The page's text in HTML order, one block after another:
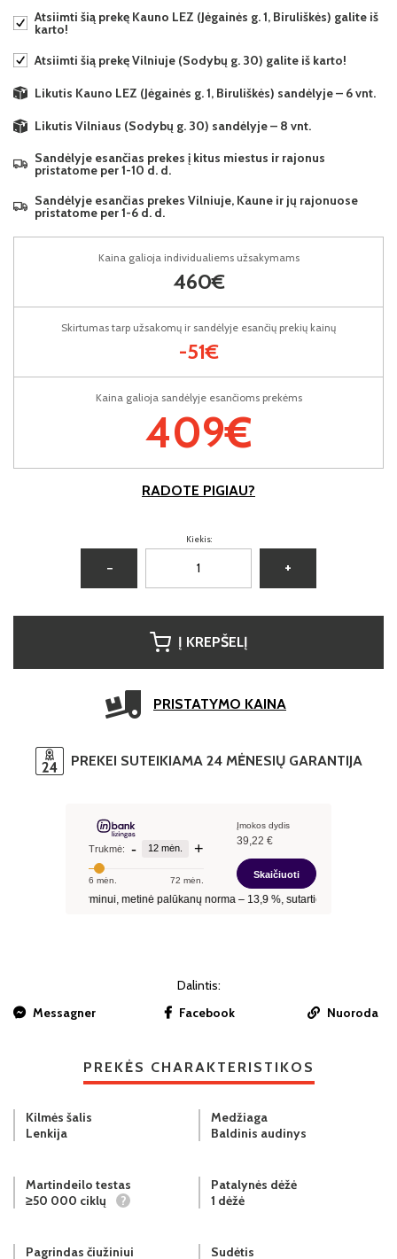
Atsiimti šią prekę Kauno LEZ (Jėgainės g. 1, Biruliškės) galite iš
karto!
Atsiimti šią prekę Vilniuje (Sodybų g. 30) galite iš karto!
Likutis Kauno LEZ (Jėgainės g. 1, Biruliškės) sandėlyje – 6 vnt.
Likutis Vilniaus (Sodybų g. 30) sandėlyje – 8 vnt.
Sandėlyje esančias prekes į kitus miestus ir rajonus
pristatome per 1-10 d. d.
Sandėlyje esančias prekes Vilniuje, Kaune ir jų rajonuose
pristatome per 1-6 d. d.
Kaina galioja sandėlyje esančioms prekėms
409€
Kaina galioja individualiems užsakymams
460€
Skirtumas tarp užsakomų ir sandėlyje esančių prekių kainų
-51€
RADOTE PIGIAU?
Kiekis:
− +
Į KREPŠELĮ
PRISTATYMO KAINA
PREKEI SUTEIKIAMA 24 MĖNESIŲ GARANTIJA
Dalintis:
Messagner
Facebook Nuoroda
PREKĖS CHARAKTERISTIKOS
Kilmės šalis
Lenkija
Medžiaga
Baldinis audinys
Martindeilo testas
≥50 000 ciklų
?
Patalynės dėžė
1 dėžė
Pagrindas čiužiniui Sudėtis